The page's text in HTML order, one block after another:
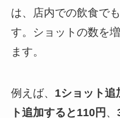
は、店内での飲食で
す。ショットの数を
ます。
例えば、 1ショット追
ト追加すると110円 、